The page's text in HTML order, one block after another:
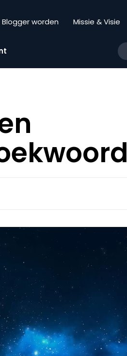
Blogger worden Missie & Visie